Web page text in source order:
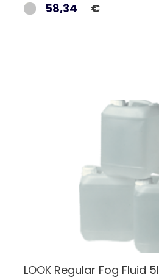
58,34 €
LOOK Regular Fog Fluid 5l